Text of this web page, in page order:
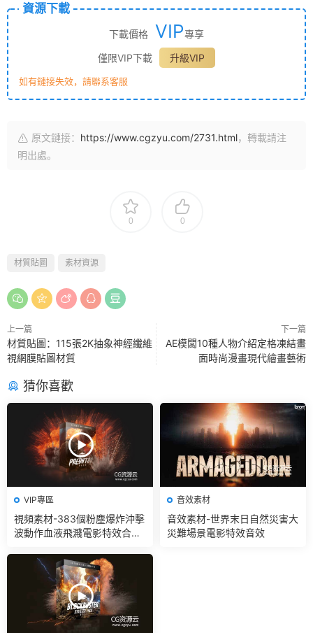
資源下載
下載價格 VIP專享
僅限VIP下載
升級VIP
如有鏈接失效，請聯系客服
原文鏈接： https://www.cgzyu.com/2731.html，轉載請注
明出處。
0 0
材質貼圖 素材資源
上一篇
材質貼圖：115張2K抽象神經纖維
視網膜貼圖材質
下一篇
AE模闆10種人物介紹定格凍結畫
面時尚漫畫現代繪畫藝術
猜你喜歡
VIP專區
視頻素材-383個粉塵爆炸沖擊
波動作血液飛濺電影特效合成
音效素材
音效素材-世界末日自然災害大
災難場景電影特效音效